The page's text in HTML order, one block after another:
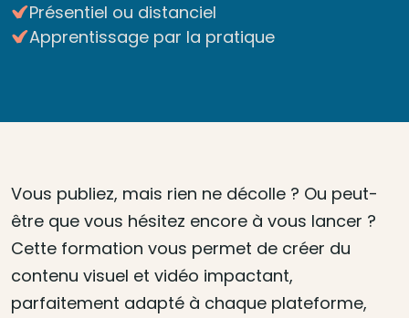
Présentiel ou distanciel
Apprentissage par la pratique
Vous publiez, mais rien ne décolle ? Ou peut-
être que vous hésitez encore à vous lancer ?
Cette formation vous permet de créer du
contenu visuel et vidéo impactant,
parfaitement adapté à chaque plateforme,